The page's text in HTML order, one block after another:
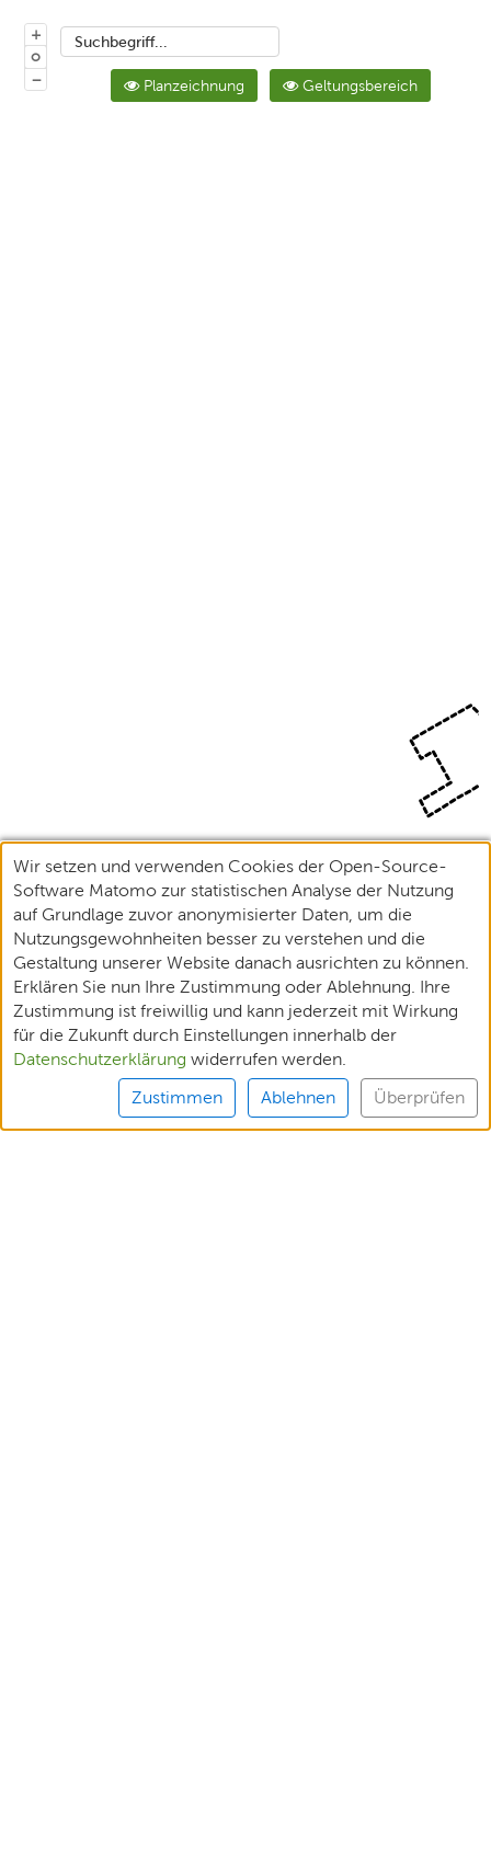
Suchbegriff...
Planzeichnung Geltungsbereich
+
o
−
Wir setzen und verwenden Cookies der Open-Source-
Software Matomo zur statistischen Analyse der Nutzung
auf Grundlage zuvor anonymisierter Daten, um die
Nutzungsgewohnheiten besser zu verstehen und die
Gestaltung unserer Website danach ausrichten zu können.
Erklären Sie nun Ihre Zustimmung oder Ablehnung. Ihre
Zustimmung ist freiwillig und kann jederzeit mit Wirkung
für die Zukunft durch Einstellungen innerhalb der
Datenschutzerklärung widerrufen werden.
Zustimmen Ablehnen Überprüfen